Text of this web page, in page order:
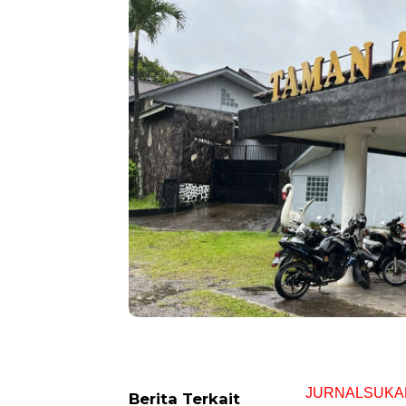
Berita Terkait